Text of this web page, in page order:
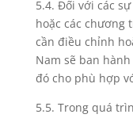
5.4. Đối với các
hoặc các
cần điều chỉnh
Nam sẽ ban
đó cho phù hợp
5.5. Trong quá